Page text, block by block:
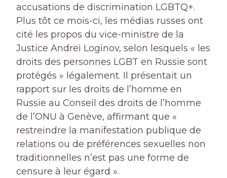
accusations de discrimination LGBTQ+.
Plus tôt ce mois-ci, les médias russes ont
cité les propos du vice-ministre de la
Justice Andrei Loginov, selon lesquels « les
droits des personnes LGBT en Russie sont
protégés » légalement. Il présentait un
rapport sur les droits de l’homme en
Russie au Conseil des droits de l’homme
de l’ONU à Genève, affirmant que «
restreindre la manifestation publique de
relations ou de préférences sexuelles non
traditionnelles n’est pas une forme de
censure à leur égard ».